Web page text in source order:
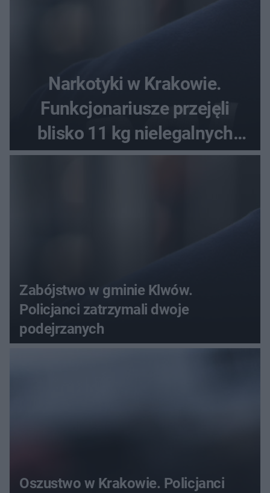
Narkotyki w Krakowie.
Funkcjonariusze przejęli
blisko 11 kg nielegalnych
substancji
Zabójstwo w gminie Klwów.
Policjanci zatrzymali dwoje
podejrzanych
Oszustwo w Krakowie. Policjanci